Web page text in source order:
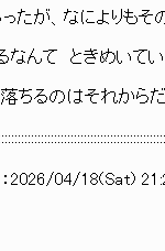
、なによりもその
て ときめいてい
るのはそれからだ
2026/04/18(Sat)